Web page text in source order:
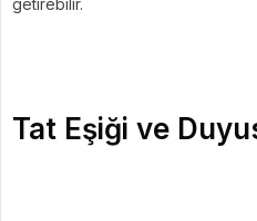
Tat Eşiği ve